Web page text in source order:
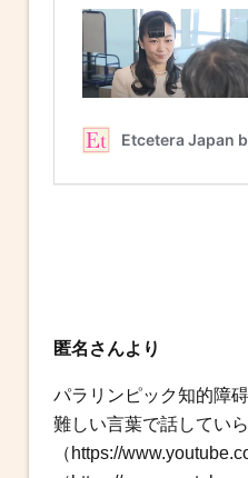
匿名さんより
パラリンピック知的障
難しい言葉で話してい
（https://